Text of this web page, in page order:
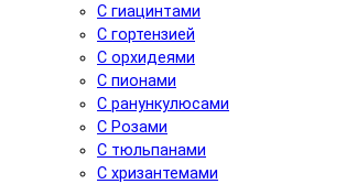
С гиацинтами
С гортензией
С орхидеями
С пионами
С ранункулюсами
С Розами
С тюльпанами
С хризантемами